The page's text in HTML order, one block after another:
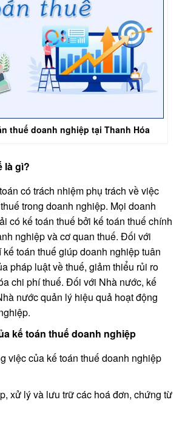
thuế doanh nghiệp tại Thanh Hóa
là gì?
có trách nhiệm phụ trách về việc
trong doanh nghiệp. Mọi doanh
có kế toán thuế bởi kế toán thuế chính
nghiệp và cơ quan thuế. Đối với
toán thuế giúp doanh nghiệp tuân
pháp luật về thuế, giảm thiểu rủi ro
chi phí thuế. Đối với Nhà nước, kế
nước quản lý hiệu quả hoạt động
kế toán thuế doanh nghiệp
việc của kế toán thuế doanh nghiệp
xử lý và lưu trữ các hoá đơn, chứng từ